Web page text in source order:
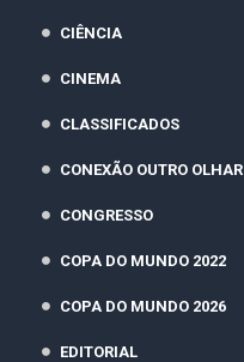
CIÊNCIA
CINEMA
CLASSIFICADOS
CONEXÃO OUTRO OLHAR
CONGRESSO
COPA DO MUNDO 2022
COPA DO MUNDO 2026
EDITORIAL